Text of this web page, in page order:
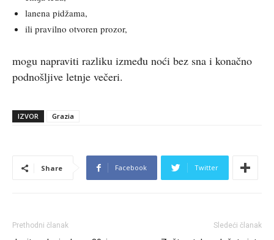
lanena pidžama,
ili pravilno otvoren prozor,
mogu napraviti razliku između noći bez sna i konačno
podnošljive letnje večeri.
IZVOR Grazia
Share Facebook Twitter
Prethodni članak Sledeći članak